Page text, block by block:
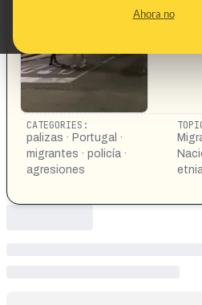
Ahora no
Portugal: magrebíes atacan a los
los policías cae inconsciente al
CATEGORIES:
palizas · Portugal ·
migrantes · policía ·
agresiones